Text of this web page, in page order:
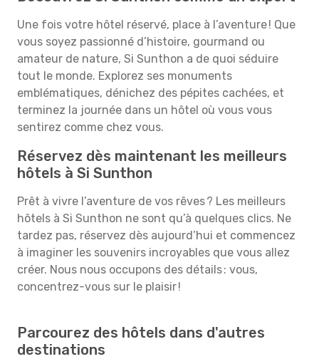
Une fois votre hôtel réservé, place à l’aventure ! Que
vous soyez passionné d’histoire, gourmand ou
amateur de nature, Si Sunthon a de quoi séduire
tout le monde. Explorez ses monuments
emblématiques, dénichez des pépites cachées, et
terminez la journée dans un hôtel où vous vous
sentirez comme chez vous.
Réservez dès maintenant les meilleurs
hôtels à Si Sunthon
Prêt à vivre l’aventure de vos rêves ? Les meilleurs
hôtels à Si Sunthon ne sont qu’à quelques clics. Ne
tardez pas, réservez dès aujourd’hui et commencez
à imaginer les souvenirs incroyables que vous allez
créer. Nous nous occupons des détails : vous,
concentrez-vous sur le plaisir !
Parcourez des hôtels dans d'autres
destinations